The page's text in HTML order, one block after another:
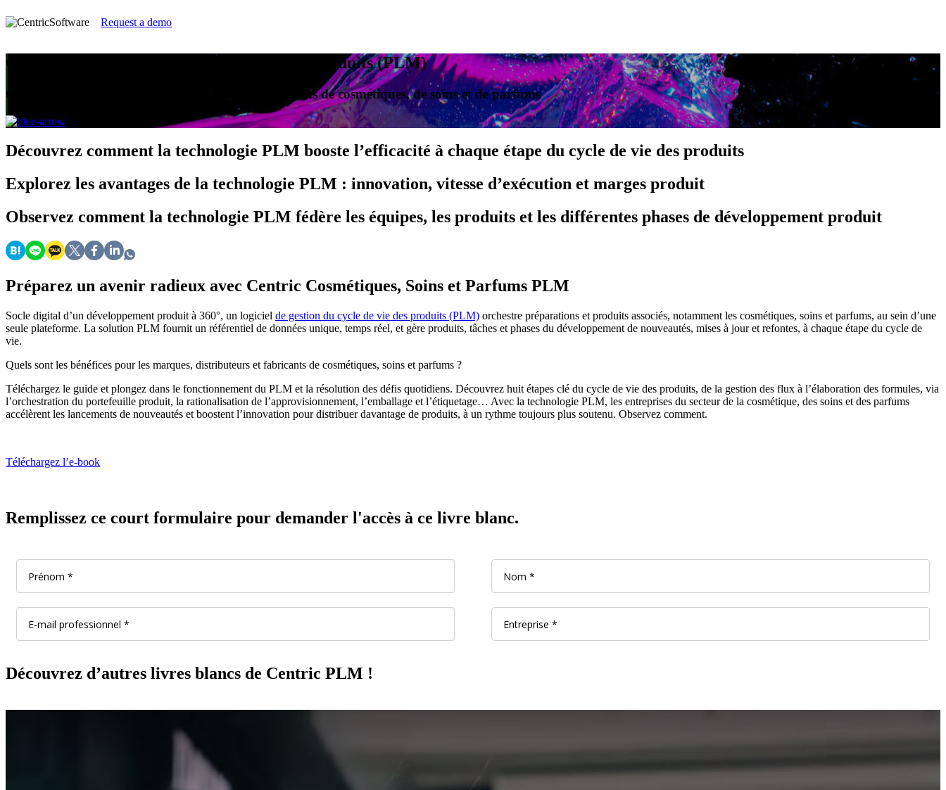
Request a demo
Comprendre la gestion du cycle de vie des produits (PLM)
Guide destiné aux marques, distributeurs et fabricants de cosmétiques, de soins et de parfums
Découvrez comment la technologie PLM booste l’efficacité à chaque étape du cycle de vie des produits
Explorez les avantages de la technologie PLM : innovation, vitesse d’exécution et marges produit
Observez comment la technologie PLM fédère les équipes, les produits et les différentes phases de développement produit
Préparez un avenir radieux avec Centric Cosmétiques, Soins et Parfums PLM
Socle digital d’un développement produit à 360°, un logiciel de gestion du cycle de vie des produits (PLM) orchestre préparations et produits associés, notamment les cosmétiques, soins et parfums, au sein d’une
seule plateforme. La solution PLM fournit un référentiel de données unique, temps réel, et gère produits, tâches et phases du développement de nouveautés, mises à jour et refontes, à chaque étape du cycle de
vie.
Quels sont les bénéfices pour les marques, distributeurs et fabricants de cosmétiques, soins et parfums ?
Téléchargez le guide et plongez dans le fonctionnement du PLM et la résolution des défis quotidiens. Découvrez huit étapes clé du cycle de vie des produits, de la gestion des flux à l’élaboration des formules, via
l’orchestration du portefeuille produit, la rationalisation de l’approvisionnement, l’emballage et l’étiquetage… Avec la technologie PLM, les entreprises du secteur de la cosmétique, des soins et des parfums
accélèrent les lancements de nouveautés et boostent l’innovation pour distribuer davantage de produits, à un rythme toujours plus soutenu. Observez comment.
Téléchargez l’e-book
Remplissez ce court formulaire pour demander l'accès à ce livre blanc.
Découvrez d’autres livres blancs de Centric PLM !